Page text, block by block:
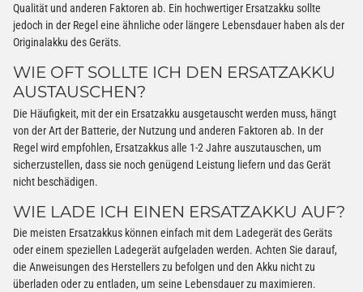
Qualität und anderen Faktoren ab. Ein hochwertiger Ersatzakku sollte
jedoch in der Regel eine ähnliche oder längere Lebensdauer haben als der
Originalakku des Geräts.
WIE OFT SOLLTE ICH DEN ERSATZAKKU
AUSTAUSCHEN?
Die Häufigkeit, mit der ein Ersatzakku ausgetauscht werden muss, hängt
von der Art der Batterie, der Nutzung und anderen Faktoren ab. In der
Regel wird empfohlen, Ersatzakkus alle 1-2 Jahre auszutauschen, um
sicherzustellen, dass sie noch genügend Leistung liefern und das Gerät
nicht beschädigen.
WIE LADE ICH EINEN ERSATZAKKU AUF?
Die meisten Ersatzakkus können einfach mit dem Ladegerät des Geräts
oder einem speziellen Ladegerät aufgeladen werden. Achten Sie darauf,
die Anweisungen des Herstellers zu befolgen und den Akku nicht zu
überladen oder zu entladen, um seine Lebensdauer zu maximieren.